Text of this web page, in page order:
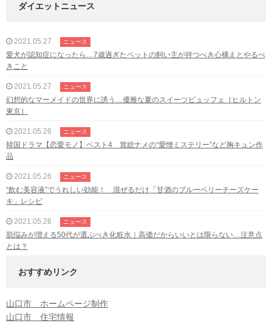
ダイエットニュース
2021.05.27 ニュース
愛犬が認知症になったら…7歳過ぎたペットの飼い主が持つべき心構えとやるべ
きこと
2021.05.27 ニュース
幻想的なマーメイドの世界に誘う…優雅な夏のスイーツビュッフェ［ヒルトン
東京］
2021.05.26 ニュース
韓国ドラマ【恋愛モノ】ベスト4 賞総ナメの“愛憎ミステリー”など胸キュン作
品
2021.05.26 ニュース
“飲む美容液”でうれしい効能！ 混ぜるだけ「甘酒のブルーベリーチーズケー
キ」レシピ
2021.05.26 ニュース
肌悩みが増える50代が選ぶべき化粧水｜高価だからいいとは限らない…注意点
とは？
おすすめリンク
山口市 ホームページ制作
山口市 住宅情報